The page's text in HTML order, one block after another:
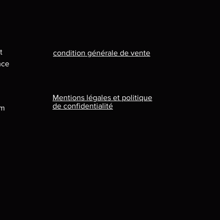
condition générale de vente
Mentions légales et politique
de confidentialité